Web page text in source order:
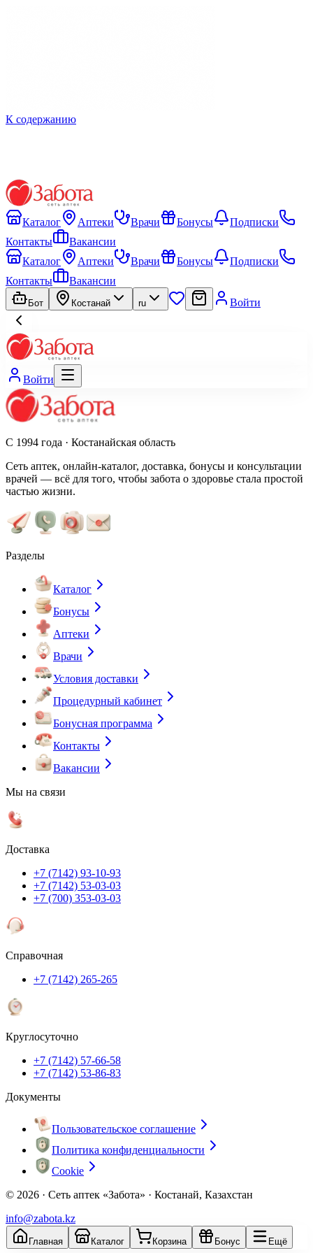
К содержанию
Каталог Аптеки Врачи Бонусы
Подписки
Контакты
Вакансии
Каталог
Аптеки Врачи Бонусы
Подписки
Контакты
Вакансии
Бот Костанай ru Войти
Войти
С 1994 года · Костанайская область
Сеть аптек, онлайн-каталог, доставка, бонусы и консультации
врачей — всё для того, чтобы забота о здоровье стала простой
частью жизни.
Разделы
Каталог
Бонусы
Аптеки
Врачи
Условия доставки
Процедурный кабинет
Бонусная программа
Контакты
Вакансии
Мы на связи
Доставка
+7 (7142) 93-10-93
+7 (7142) 53-03-03
+7 (700) 353-03-03
Справочная
+7 (7142) 265-265
Круглосуточно
+7 (7142) 57-66-58
+7 (7142) 53-86-83
Документы
Пользовательское соглашение
Политика конфиденциальности
Cookie
© 2026 · Сеть аптек «Забота» · Костанай, Казахстан
info@zabota.kz
Главная Каталог Корзина Бонус Ещё